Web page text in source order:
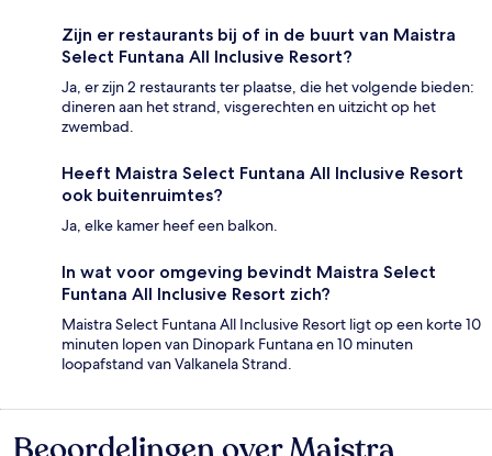
Zijn er restaurants bij of in de buurt van Maistra
Select Funtana All Inclusive Resort?
Ja, er zijn 2 restaurants ter plaatse, die het volgende bieden:
dineren aan het strand, visgerechten en uitzicht op het
zwembad.
Heeft Maistra Select Funtana All Inclusive Resort
ook buitenruimtes?
Ja, elke kamer heef een balkon.
In wat voor omgeving bevindt Maistra Select
Funtana All Inclusive Resort zich?
Maistra Select Funtana All Inclusive Resort ligt op een korte 10
minuten lopen van Dinopark Funtana en 10 minuten
loopafstand van Valkanela Strand.
Beoordelingen